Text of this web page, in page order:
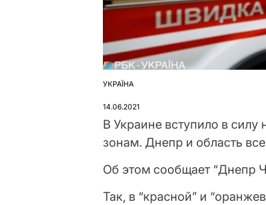
ОПУБЛІКУВАТИ
УКРАЇНА
14.06.2021
В Украине вступило в
зонам. Днепр и область
Об этом сообщает “Днепр
Так, в “красной” и